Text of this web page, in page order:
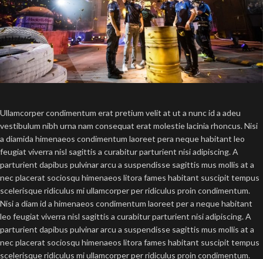
Ullamcorper condimentum erat pretium velit at ut a nunc id a adeu
vestibulum nibh urna nam consequat erat molestie lacinia rhoncus. Nisi
a diamida himenaeos condimentum laoreet pera neque habitant leo
feugiat viverra nisl sagittis a curabitur parturient nisi adipiscing. A
parturient dapibus pulvinar arcu a suspendisse sagittis mus mollis at a
nec placerat sociosqu himenaeos litora fames habitant suscipit tempus
scelerisque ridiculus mi ullamcorper per ridiculus proin condimentum.
Nisi a diam id a himenaeos condimentum laoreet per a neque habitant
leo feugiat viverra nisl sagittis a curabitur parturient nisi adipiscing. A
parturient dapibus pulvinar arcu a suspendisse sagittis mus mollis at a
nec placerat sociosqu himenaeos litora fames habitant suscipit tempus
scelerisque ridiculus mi ullamcorper per ridiculus proin condimentum.